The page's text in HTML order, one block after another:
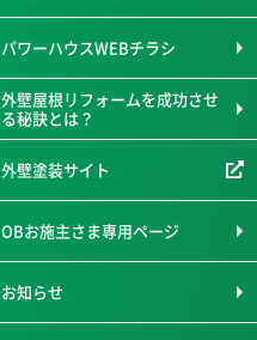
パワーハウスWEBチラシ
外壁屋根リフォームを成功させ
る秘訣とは？
外壁塗装サイト
OBお施主さま専用ページ
お知らせ